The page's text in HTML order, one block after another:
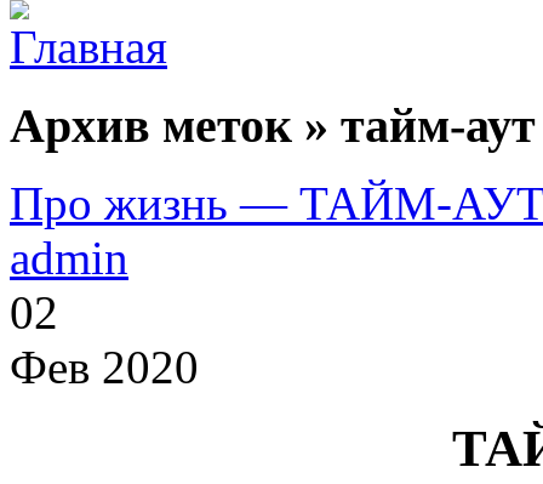
Архив меток » тайм-
Про жизнь — ТАЙМ-
admin
02
Фев 2020